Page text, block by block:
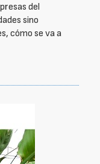
del
sino
cómo se va a